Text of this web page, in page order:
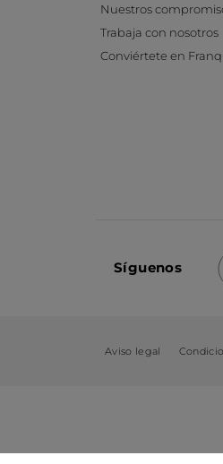
Nuestros
Trabaja con nosotros
Conviértete en
Síguenos
Aviso legal